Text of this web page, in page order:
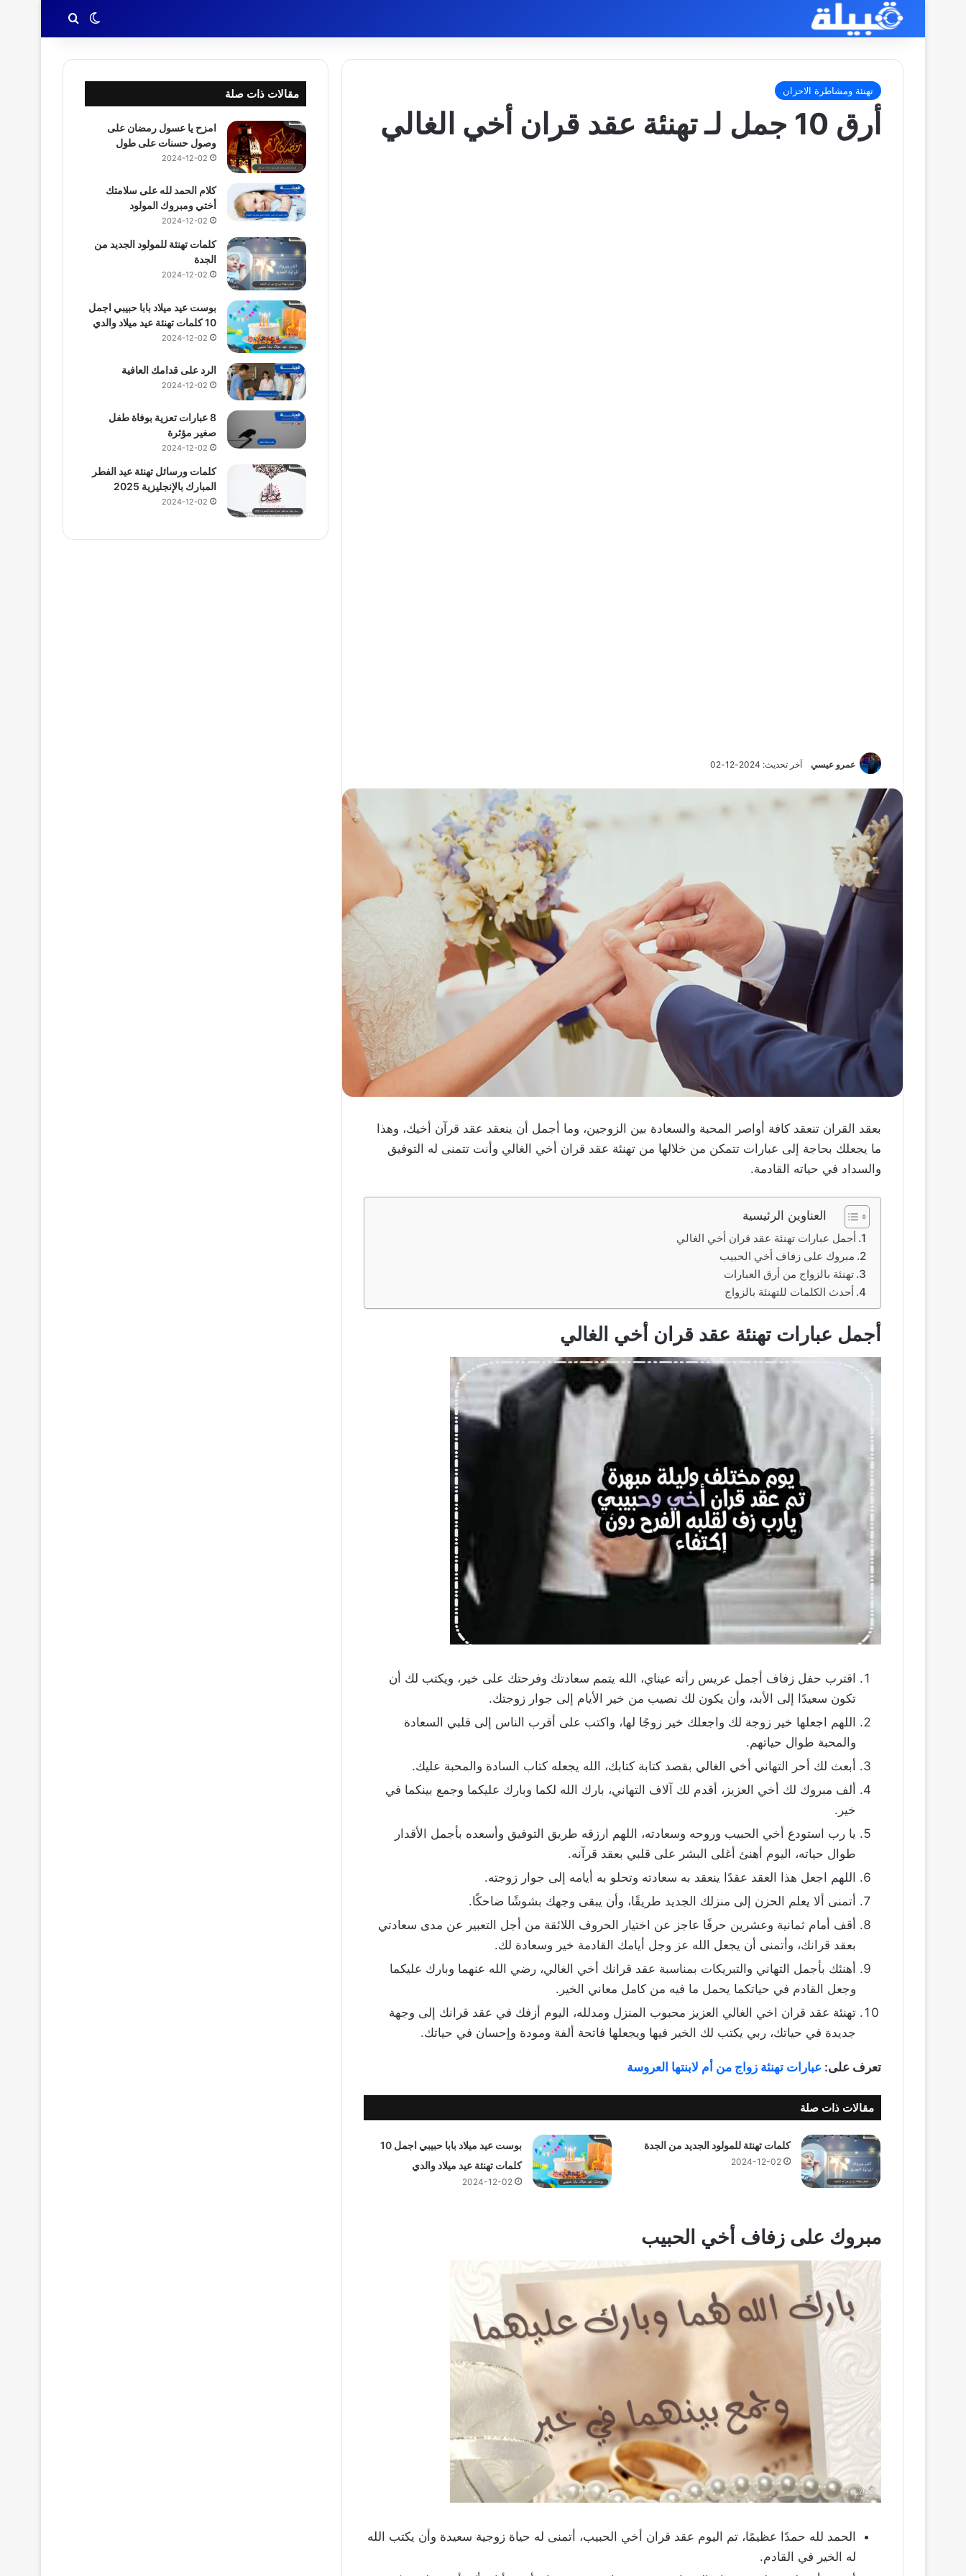
الوضع المظلم
بحث عن
تهنئة ومشاطرة الاحزان
أرق 10 جمل لـ تهنئة عقد قران أخي الغالي
عمرو عيسي آخر تحديث: 2024-12-02
بعقد القران تنعقد كافة أواصر المحبة والسعادة بين الزوجين، وما أجمل أن ينعقد عقد قرآن أخيك، وهذا
ما يجعلك بحاجة إلى عبارات تتمكن من خلالها من تهنئة عقد قران أخي الغالي وأنت تتمنى له التوفيق
والسداد في حياته القادمة.
العناوين الرئيسية
أجمل عبارات تهنئة عقد قران أخي الغالي
مبروك على زفاف أخي الحبيب
تهنئة بالزواج من أرق العبارات
أحدث الكلمات للتهنئة بالزواج
أجمل عبارات تهنئة عقد قران أخي الغالي
اقترب حفل زفاف أجمل عريس رأته عيناي، الله يتمم سعادتك وفرحتك على خير، ويكتب لك أن
تكون سعيدًا إلى الأبد، وأن يكون لك نصيب من خير الأيام إلى جوار زوجتك.
اللهم اجعلها خير زوجة لك واجعلك خير زوجًا لها، واكتب على أقرب الناس إلى قلبي السعادة
والمحبة طوال حياتهم.
أبعث لك أحر التهاني أخي الغالي بقصد كتابة كتابك، الله يجعله كتاب السادة والمحبة عليك.
ألف مبروك لك أخي العزيز، أقدم لك آلاف التهاني، بارك الله لكما وبارك عليكما وجمع بينكما في
خير.
يا رب استودع أخي الحبيب وروحه وسعادته، اللهم ارزقه طريق التوفيق وأسعده بأجمل الأقدار
طوال حياته، اليوم أهنئ أغلى البشر على قلبي بعقد قرآنه.
اللهم اجعل هذا العقد عقدًا ينعقد به سعادته وتحلو به أيامه إلى جوار زوجته.
أتمنى ألا يعلم الحزن إلى منزلك الجديد طريقًا، وأن يبقى وجهك بشوشًا ضاحكًا.
أقف أمام ثمانية وعشرين حرفًا عاجز عن اختيار الحروف اللائقة من أجل التعبير عن مدى سعادتي
بعقد قرانك، وأتمنى أن يجعل الله عز وجل أيامك القادمة خير وسعادة لك.
أهنئك بأجمل التهاني والتبريكات بمناسبة عقد قرانك أخي الغالي، رضي الله عنهما وبارك عليكما
وجعل القادم في حياتكما يحمل ما فيه من كامل معاني الخير.
تهنئة عقد قران اخي الغالي العزيز محبوب المنزل ومدلله، اليوم أزفك في عقد قرانك إلى وجهة
جديدة في حياتك، ربي يكتب لك الخير فيها ويجعلها فاتحة ألفة ومودة وإحسان في حياتك.
تعرف على: عبارات تهنئة زواج من أم لابنتها العروسة
مقالات ذات صلة
كلمات تهنئة للمولود الجديد من الجدة
2024-12-02
بوست عيد ميلاد بابا حبيبي اجمل 10
كلمات تهنئة عيد ميلاد والدي
2024-12-02
مبروك على زفاف أخي الحبيب
الحمد لله حمدًا عظيمًا، تم اليوم عقد قران أخي الحبيب، أتمنى له حياة زوجية سعيدة وأن يكتب الله
له الخير في القادم.
مقالات ذات صلة
امزح يا عسول رمضان على
وصول حسنات على طول
2024-12-02
كلام الحمد لله على سلامتك
أختي ومبروك المولود
2024-12-02
كلمات تهنئة للمولود الجديد من
الجدة
2024-12-02
بوست عيد ميلاد بابا حبيبي اجمل
10 كلمات تهنئة عيد ميلاد والدي
2024-12-02
الرد على قدامك العافية
2024-12-02
8 عبارات تعزية بوفاة طفل
صغير مؤثرة
2024-12-02
كلمات ورسائل تهنئة عيد الفطر
المبارك بالإنجليزية 2025
2024-12-02